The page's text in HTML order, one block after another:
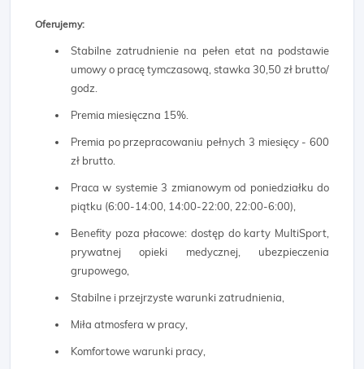
Oferujemy:
Stabilne zatrudnienie na pełen etat na podstawie
umowy o pracę tymczasową, stawka 30,50 zł brutto/
godz.
Premia miesięczna 15%.
Premia po przepracowaniu pełnych 3 miesięcy - 600
zł brutto.
Praca w systemie 3 zmianowym od poniedziałku do
piątku (6:00-14:00, 14:00-22:00, 22:00-6:00),
Benefity poza płacowe: dostęp do karty MultiSport,
prywatnej opieki medycznej, ubezpieczenia
grupowego,
Stabilne i przejrzyste warunki zatrudnienia,
Miła atmosfera w pracy,
Komfortowe warunki pracy,